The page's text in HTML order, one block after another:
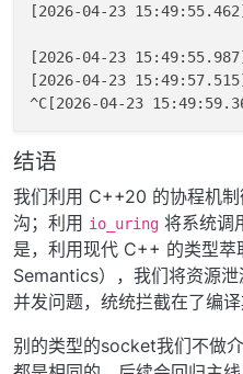
    context.
run();
return EXIT_SUCCESS;
[2026-04-23
[2026-04-23
[2026-04-23
结语
我们利用 C++20 的协程机
沟；利用 io_uring 将系统调
是，利用现代 C++ 的类型
Semantics），我们将资源
并发问题，统统拦截在了编译
别的类型的socket我们不做